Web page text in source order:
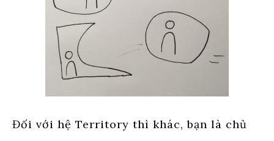
Đối với hệ Territory thì khác, bạn là chủ